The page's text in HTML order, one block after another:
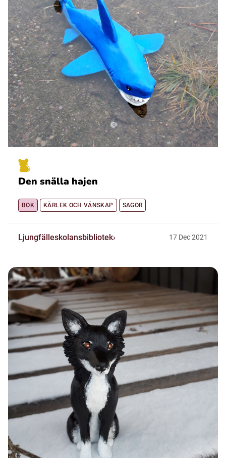
Den snälla hajen
BOK KÄRLEK OCH VÄNSKAP SAGOR
Ljungfälleskolansbibliotek 17 Dec2021